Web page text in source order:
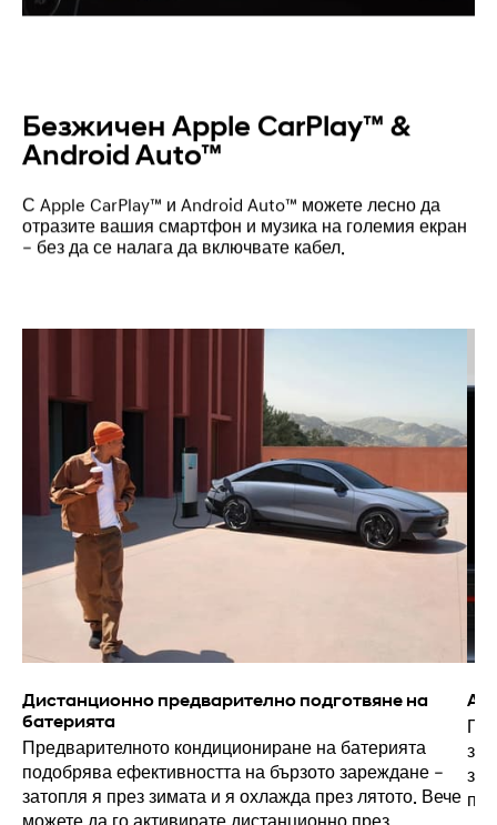
Безжичен Apple CarPlay™ &
Android Auto™
С Apple CarPlay™ и Android Auto™ можете лесно да
отразите вашия смартфон и музика на големия екран
– без да се налага да включвате кабел.
Дистанционно предварително подготвяне на
батерията
Предварителното кондициониране на батерията
подобрява ефективността на бързото зареждане –
затопля я през зимата и я охлажда през лятото. Вече